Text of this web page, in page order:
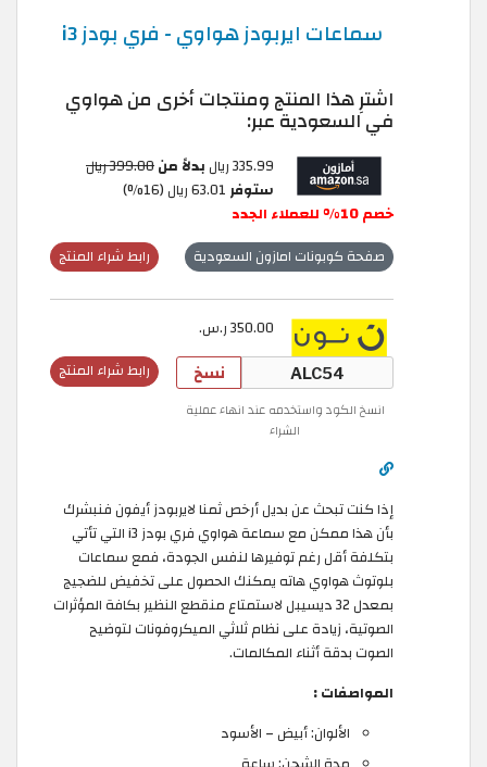
سماعات ايربودز هواوي - فري بودز i3
اشترِ هذا المنتج ومنتجات أخرى من هواوي
في السعودية عبر:
335.99 ريال بدلاً من399.00 ريال
ستوفر
خصم 10% للعملاء الجدد
رابط شراء المنتج صفحة كوبونات امازون السعودية
350.00 ر.س.
رابط شراء المنتج نسخ
انسخ الكود واستخدمه عند انهاء عملية
الشراء
إذا كنت تبحث عن بديل أرخص ثمنا لايربودز أيفون فنبشرك
بأن هذا ممكن مع سماعة هواوي فري بودز i3 التي تأتي
بتكلفة أقل رغم توفيرها لنفس الجودة، فمع سماعات
بلوتوث هواوي هاته يمكنك الحصول على تخفيض للضجيج
بمعدل 32 ديسيبل لاستمتاع منقطع النظير بكافة المؤثرات
الصوتية، زيادة على نظام ثلاثي الميكروفونات لتوضيح
الصوت بدقة أثناء المكالمات.
المواصفات :
الألوان: أبيض – الأسود